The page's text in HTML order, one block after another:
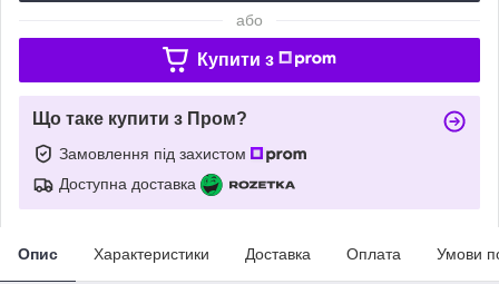
або
Купити з
Що таке купити з Пром?
Замовлення під захистом
Доступна доставка
Опис Характеристики Доставка Оплата Умови